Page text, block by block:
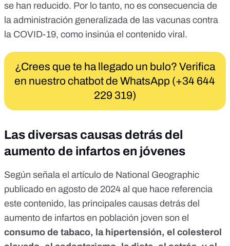
se han reducido. Por lo tanto, no es consecuencia de
la administración generalizada de las vacunas contra
la COVID-19, como insinúa el contenido viral.
¿Crees que te ha llegado un bulo? Verifica
en nuestro chatbot de WhatsApp (+34 644
229 319)
Las diversas causas detrás del
aumento de infartos en jóvenes
Según señala el artículo de National Geographic
publicado en agosto de 2024 al que hace referencia
este contenido, las principales causas detrás del
aumento de infartos en población joven son el
consumo de tabaco, la hipertensión, el colesterol